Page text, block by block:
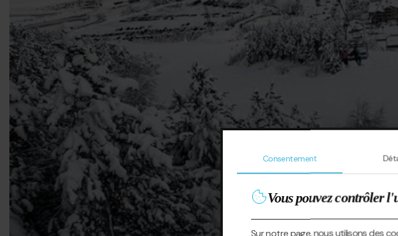
Consentement
Vous pouvez contrôler
Sur notre page, nous utilisons des